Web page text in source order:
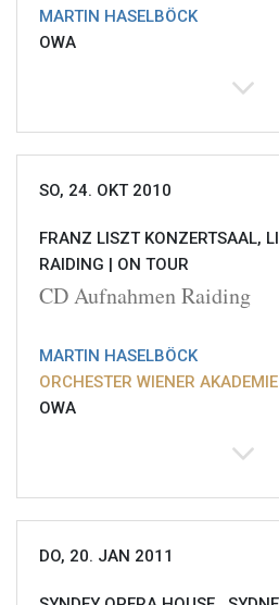
MARTIN HASELBÖCK
OWA
SO, 24. OKT 2010
FRANZ LISZT KONZERTSAAL,
RAIDING | ON TOUR
CD Aufnahmen Raiding
MARTIN HASELBÖCK
ORCHESTER WIENER AKADEMIE
OWA
DO, 20. JAN 2011